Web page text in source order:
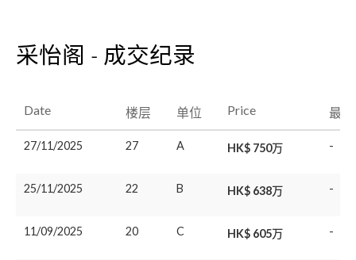
采怡阁 - 成交纪录
Date 楼层 单位 Price 最
27/11/2025 27 A HK$ 750万 -
25/11/2025 22 B HK$ 638万 -
11/09/2025 20 C HK$ 605万 -